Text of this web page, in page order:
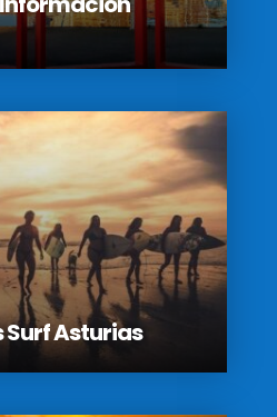
Surf Asturias